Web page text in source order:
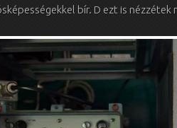
bír. D ezt is nézzétek